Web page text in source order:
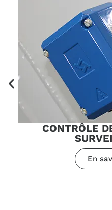
CONTRÔLE
En